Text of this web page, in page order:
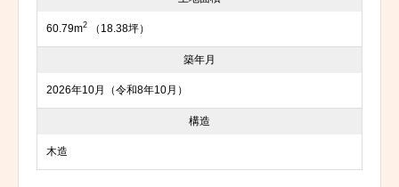
60.79m2 （18.38坪）
築年月
2026年10月（令和8年10月）
構造
木造